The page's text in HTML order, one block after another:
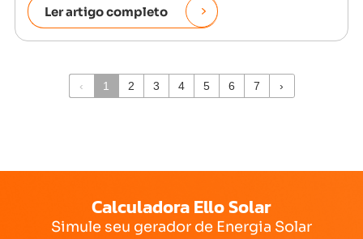
Ler artigo completo
‹ 1 2 3 4 5 6 7 ›
Calculadora Ello Solar
Simule seu gerador de Energia Solar